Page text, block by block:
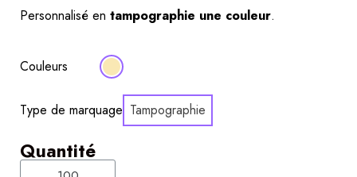
Personnalisé en tampographie une couleur.
Couleurs
Type de marquage Tampographie
Quantité